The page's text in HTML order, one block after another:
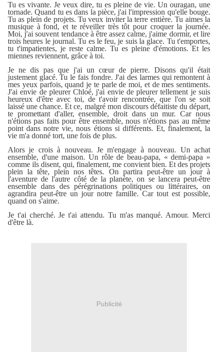
Tu es vivante. Je veux dire, tu es pleine de vie. Un ouragan, une
tornade. Quand tu es dans la pièce, j'ai l'impression qu'elle bouge.
Tu as plein de projets. Tu veux inviter la terre entière. Tu aimes la
musique à fond, et te réveiller très tôt pour croquer la journée.
Moi, j'ai souvent tendance à être assez calme, j'aime dormir, et lire
trois heures le journal. Tu es le feu, je suis la glace. Tu t'emportes,
tu t'impatientes, je reste calme. Tu es pleine d'émotions. Et les
miennes reviennent, grâce à toi.
Je ne dis pas que j'ai un cœur de pierre. Disons qu'il était
justement glacé. Tu le fais fondre. J'ai des larmes qui remontent à
mes yeux parfois, quand je te parle de moi, et de mes sentiments.
J'ai envie de pleurer Chloé, j'ai envie de pleurer tellement je suis
heureux d'être avec toi, de t'avoir rencontrée, que l'on se soit
laissé une chance. Et ce, malgré mon discours défaitiste du départ,
te promettant d'aller, ensemble, droit dans un mur. Car nous
n'étions pas faits pour être ensemble, nous n'étions pas au même
point dans notre vie, nous étions si différents. Et, finalement, la
vie m'a donné tort, une fois de plus.
Alors je crois à nouveau. Je m'engage à nouveau. Un achat
ensemble, d'une maison. Un rôle de beau-papa, « demi-papa »
comme ils disent, qui, finalement, me convient bien. Et des projets
plein la tête, plein nos têtes. On partira peut-être un jour à
l'aventure de l'autre côté de la planète, on se lancera peut-être
ensemble dans des pérégrinations politiques ou littéraires, on
agrandira peut-être un jour notre famille. Car tout est possible,
quand on s'aime.
Je t'ai cherché. Je t'ai attendu. Tu m'as manqué. Amour. Merci
d'être là.
Publicité